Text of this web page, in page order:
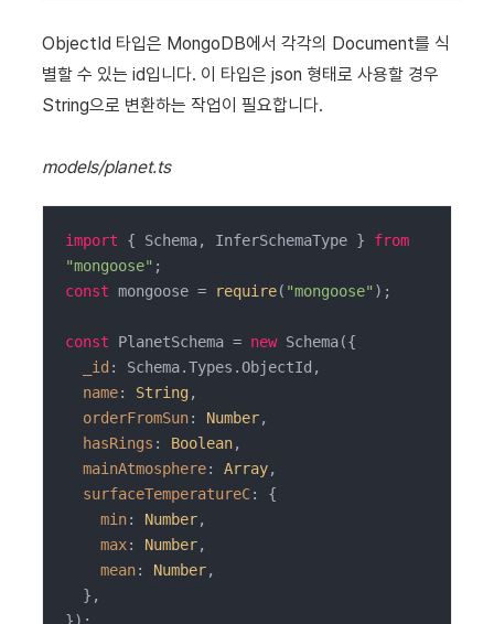
ObjectId 타입은 MongoDB에서 각각의 Document를 식
별할 수 있는 id입니다. 이 타입은 json 형태로 사용할 경우
String으로 변환하는 작업이 필요합니다.
models/planet.ts
import { Schema, InferSchemaType } from
"mongoose"
const mongoose = require( "mongoose" );
const PlanetSchema = new Schema({
_id : Schema.Types.ObjectId,
name: String,
orderFromSun: Number,
hasRings : Boolean,
mainAtmosphere: Array,
surfaceTemperatureC: {
min: Number,
max: Number,
mean: Number,